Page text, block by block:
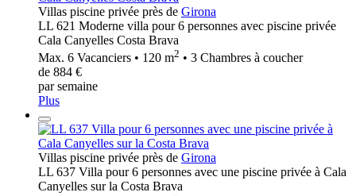
Villas piscine privée près de Girona
LL 621 Moderne villa pour 6 personnes avec piscine privée
Cala Canyelles Costa Brava
Max. 6 Vacanciers • 120 m2 • 3 Chambres à coucher
de 884 €
par semaine
Plus
Villas piscine privée près de Girona
LL 637 Villa pour 6 personnes avec une piscine privée à Cala
Canyelles sur la Costa Brava